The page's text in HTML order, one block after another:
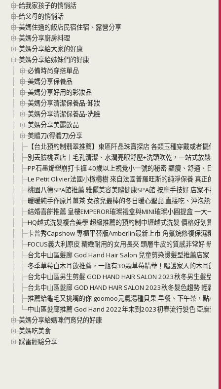
給我家孩子的悄悄話
給父母的悄悄話
美媽住過的飯店民宿住宿、露營分享
美媽分享廚房料理
美媽分享給大家的好康
美媽分享給姊妹們的好康
必備時尚穿搭單品
美媽分享保養品
美媽分享好用的彩妝品
美媽分享清潔保養品-卸妝
美媽分享清潔保養品-洗臉
美媽分享美麗飲品
美體刀(得體刀)分享
【台北預約制翡翠推薦】東區阡晶珠寶探店 各類玉種穿戴或者擺件
別丟臉桃園店｜毛孔清潔、水潤亮眼舒壓+洗頭吹乾，一站式放鬆體
PP石墨烯塑崩打卡褲 40歲以上視覺小一號的秘密 顯瘦、舒適、日
Le Petit Olivier法國小橄欖樹 來自法國普羅旺斯的純淨保養 真正的
桃園八德SPA館推薦 雅儷美容美體健康SPA館 按摩手技好 店家不
暖暖純手作原片薑茶 女孩兒最棒的冬日暖心聖品 直接吃、沖泡熱水
結婚喜餅推薦 皇樓EMPEROR璀璨禮盒與MINI璀璨小圓提盒 一大一
HQ越式洗髮複合美學 超級推薦的預約制中壢越式洗髮 價格好划算
卡普秀Capshow 專櫃平替版Amberlin最新上市 角鯊烷修復保濕精
FOCUS義大利原皮 精緻耐用的女用長夾 頭層牛皮的質感非常好 新
台北中山區髮廊 God Hand Hair Salon 兒童剪染燙髮型推薦店家
冬季草莓白木耳飲推薦，一瓶有30顆草莓精華！喝護家人的木耳飲
台北中山區男生剪髮 GOD HAND HAIR SALON 2023秋冬男生髮型
台北中山區髮廊 GOD HAND HAIR SALON 2023秋冬髮色趨勢 輕鬆
推薦給龜毛又挑嘴的你 goomoo元氣湯種貝果 早餐、下午茶，點心
中山區髮廊推薦 God Hand 2022年末到2023初春流行髮色 亞麻青
美媽分享給媽咪們育兒的好康
美媽吃美食
踩雷經驗分享